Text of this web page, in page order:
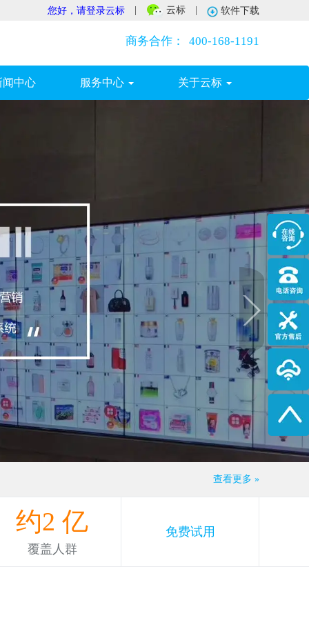
您好，请登录云标 云标 软件下载
商务合作： 400-168-1191
闻中心 服务中心 关于云标
查看更多 »
约2 亿
覆盖人群
免费试用